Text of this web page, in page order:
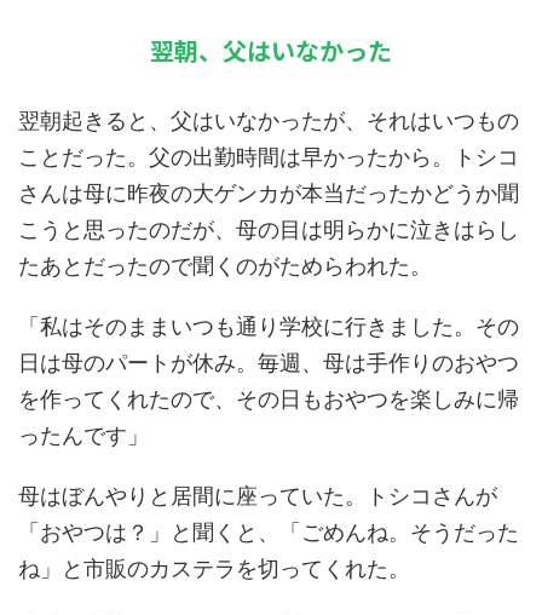
翌朝、父はいなかった
翌朝起きると、父はいなかったが、それはいつもの
ことだった。父の出勤時間は早かったから。トシコ
さんは母に昨夜の大ゲンカが本当だったかどうか聞
こうと思ったのだが、母の目は明らかに泣きはらし
たあとだったので聞くのがためらわれた。
「私はそのままいつも通り学校に行きました。その
日は母のパートが休み。毎週、母は手作りのおやつ
を作ってくれたので、その日もおやつを楽しみに帰
ったんです」
母はぼんやりと居間に座っていた。トシコさんが
「おやつは？」と聞くと、「ごめんね。そうだった
ね」と市販のカステラを切ってくれた。